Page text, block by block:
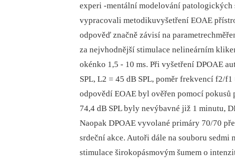
experi -mentální modelování
vypracovali metodikuvyšetření EOAE
odpověď značně závisí na
za nejvhodnější stimulace nelineárním
okénko 1,5 -⁠ 10 ms. Při vyšetření DPOAE
SPL, L2 = 45 dB SPL, poměr frekvencí f2/
odpovědí EOAE byl ověřen pomocí
74,4 dB SPL byly nevýbavné již 1 minutu,
Naopak DPOAE vyvolané primáry 70/70
srdeční akce. Autoři dále na souboru
stimulace širokopásmovým šumem o